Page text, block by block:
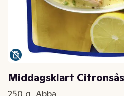
Middagsklart
250 g, Abba